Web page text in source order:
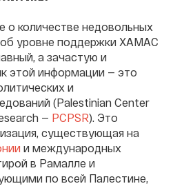
о количестве недовольных
уровне поддержки ХАМАС
а зачастую и
этой информации — это
и
(Palestinian Center
— PCPSR). Это
существующая на
и международных
в Рамалле и
по всей Палестине,